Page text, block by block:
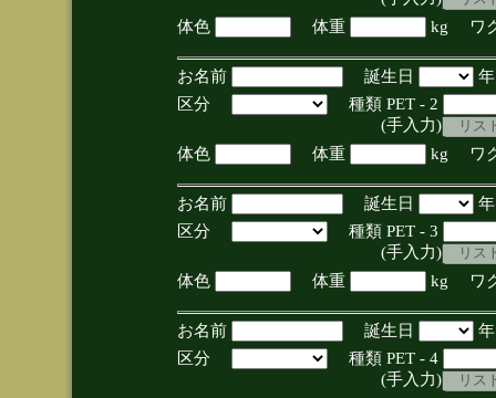
体色
体重 kg ワ
お名前 誕生日
区分
種類 PET - 2
(手入力)
体色
体重 kg ワ
お名前 誕生日
区分
種類 PET - 3
(手入力)
体色
体重 kg ワ
お名前 誕生日
区分
種類 PET - 4
(手入力)